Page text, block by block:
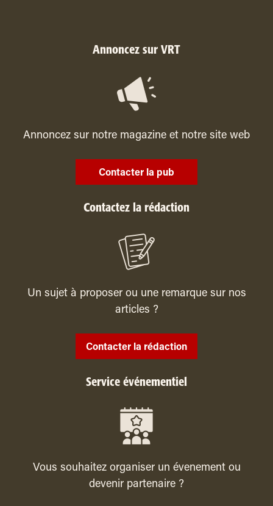
Annoncez sur VRT
Annoncez sur notre magazine et notre site web
Contacter la pub
Contactez la rédaction
Un sujet à proposer ou une remarque sur nos
articles ?
Contacter la rédaction
Service événementiel
Vous souhaitez organiser un évenement ou
devenir partenaire ?